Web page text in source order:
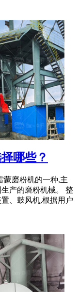
哪些？
蒙磨粉机的一种,主
产的磨粉机械。 整
、鼓风机,根据用户